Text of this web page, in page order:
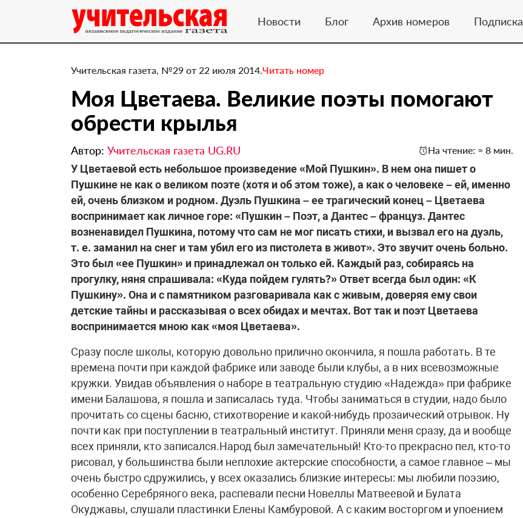
Новости Блог Архив номеров Подписка
Учительская газета, №29 от 22 июля 2014.Читать номер
Моя Цветаева. Великие поэты помогают
обрести крылья
Автор: Учительская газета UG.RU На чтение: ≈ 8 мин.
​У Цветаевой есть небольшое произведение «Мой Пушкин». В нем она пишет о
Пушкине не как о великом поэте (хотя и об этом тоже), а как о человеке – ей, именно
ей, очень близком и родном. Дуэль Пушкина – ее трагический конец – Цветаева
воспринимает как личное горе: «Пушкин – Поэт, а Дантес – француз. Дантес
возненавидел Пушкина, потому что сам не мог писать стихи, и вызвал его на дуэль,
т. е. заманил на снег и там убил его из пистолета в живот». Это звучит очень больно.
Это был «ее Пушкин» и принадлежал он только ей. Каждый раз, собираясь на
прогулку, няня спрашивала: «Куда пойдем гулять?» Ответ всегда был один: «К
Пушкину». Она и с памятником разговаривала как с живым, доверяя ему свои
детские тайны и рассказывая о всех обидах и мечтах. Вот так и поэт Цветаева
воспринимается мною как «моя Цветаева».
Сразу после школы, которую довольно прилично окончила, я пошла работать. В те
времена почти при каждой фабрике или заводе были клубы, а в них всевозможные
кружки. Увидав объявления о наборе в театральную студию «Надежда» при фабрике
имени Балашова, я пошла и записалась туда. Чтобы заниматься в студии, надо было
прочитать со сцены басню, стихотворение и какой-нибудь прозаический отрывок. Ну
почти как при поступлении в театральный институт. Приняли меня сразу, да и вообще
всех приняли, кто записался.Народ был замечательный! Кто-то прекрасно пел, кто-то
рисовал, у большинства были неплохие актерские способности, а самое главное – мы
очень быстро сдружились, у всех оказались близкие интересы: мы любили поэзию,
особенно Серебряного века, распевали песни Новеллы Матвеевой и Булата
Окуджавы, слушали пластинки Елены Камбуровой. А с каким восторгом и упоением